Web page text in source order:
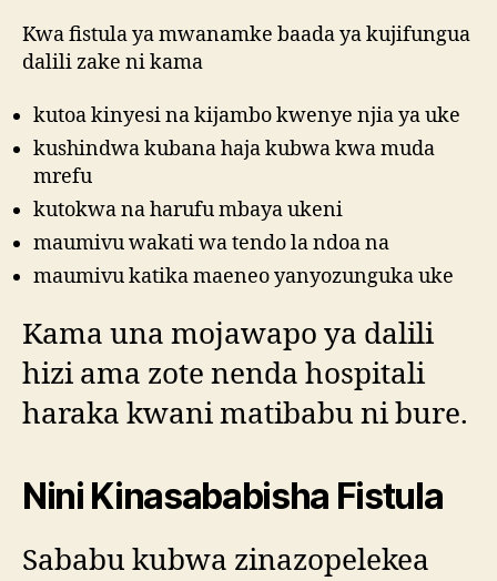
Kwa fistula ya mwanamke baada ya kujifungua
dalili zake ni kama
kutoa kinyesi na kijambo kwenye njia ya uke
kushindwa kubana haja kubwa kwa muda
mrefu
kutokwa na harufu mbaya ukeni
maumivu wakati wa tendo la ndoa na
maumivu katika maeneo yanyozunguka uke
Kama una mojawapo ya dalili
hizi ama zote nenda hospitali
haraka kwani matibabu ni bure.
Nini Kinasababisha Fistula
Sababu kubwa zinazopelekea